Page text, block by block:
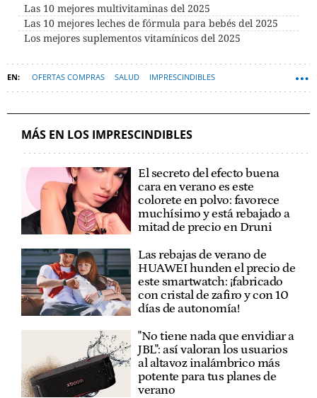
Las 10 mejores multivitaminas del 2025
Las 10 mejores leches de fórmula para bebés del 2025
Los mejores suplementos vitamínicos del 2025
OFERTAS COMPRAS SALUD IMPRESCINDIBLES
MÁS EN LOS IMPRESCINDIBLES
El secreto del efecto buena
cara en verano es este
colorete en polvo: favorece
muchísimo y está rebajado a
mitad de precio en Druni
Las rebajas de verano de
HUAWEI hunden el precio de
este smartwatch: ¡fabricado
con cristal de zafiro y con 10
días de autonomía!
"No tiene nada que envidiar a
JBL": así valoran los usuarios
al altavoz inalámbrico más
potente para tus planes de
verano